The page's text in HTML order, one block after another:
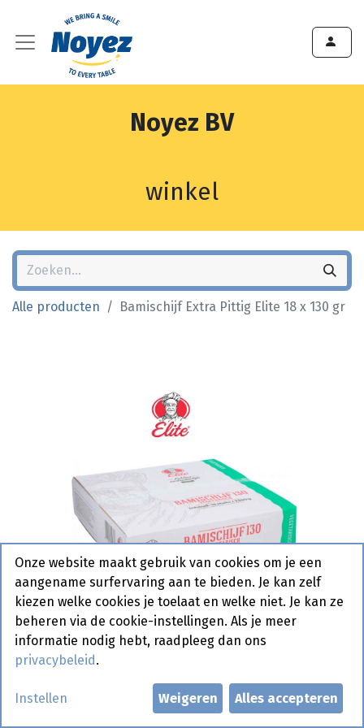
Noyez BV
winkel
Alle producten Bamischijf Extra Pittig Elite 18 x 130 gr
Bamischijf Extra Pittig Elite 18 x
130 gr
Onze website maakt gebruik van cookies om je een
aangename surfervaring aan te bieden. Je kan zelf
kiezen welke cookies je toelaat en welke niet. Je kan ze
beheren via de cookie-instellingen. Als je meer
informatie nodig hebt, raadpleeg dan ons
privacybeleid .
Instellen Weigeren Alles accepteren